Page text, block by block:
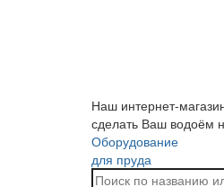
Наш интернет-
сделать Ваш водоём
Оборудование
для пруда